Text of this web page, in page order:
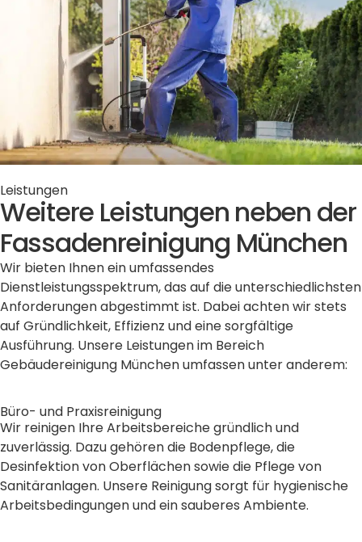
Leistungen
Weitere Leistungen neben der
Fassadenreinigung München
Wir bieten Ihnen ein umfassendes
Dienstleistungsspektrum, das auf die unterschiedlichsten
Anforderungen abgestimmt ist. Dabei achten wir stets
auf Gründlichkeit, Effizienz und eine sorgfältige
Ausführung. Unsere Leistungen im Bereich
Gebäudereinigung München umfassen unter anderem:
Büro- und Praxisreinigung
Wir reinigen Ihre Arbeitsbereiche gründlich und
zuverlässig. Dazu gehören die Bodenpflege, die
Desinfektion von Oberflächen sowie die Pflege von
Sanitäranlagen. Unsere Reinigung sorgt für hygienische
Arbeitsbedingungen und ein sauberes Ambiente.